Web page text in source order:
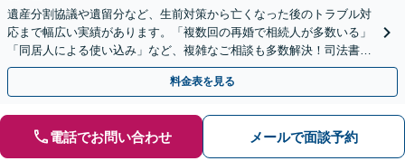
遺産分割協議や遺留分など、生前対策から亡くなった後のトラブル対
応まで幅広い実績があります。「複数回の再婚で相続人が多数いる」
「同居人による使い込み」など、複雑なご相談も多数解決！司法書
士、税理士などと連携可【駐車場あり】
料金表を見る
電話でお問い合わせ メールで面談予約